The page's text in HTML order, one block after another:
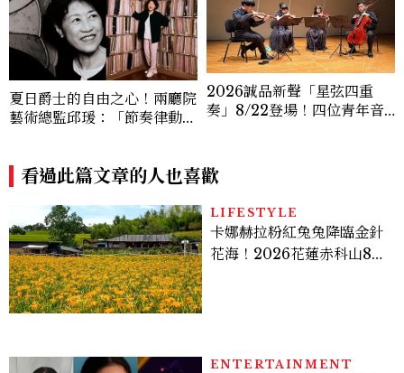
夏日爵士的自由之心！兩廳院
藝術總監邱瑗：「節奏律動和
2026誠品新聲「星弦四重
奏」8/22登場！四位青年音
看過此篇文章的人也喜歡
LIFESTYLE
卡娜赫拉粉紅兔兔降臨金針
花海！2026花蓮赤科山8月
ENTERTAINMENT